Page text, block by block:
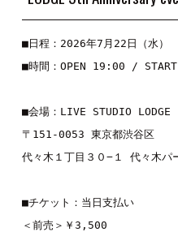
■日程：2026年7月22日（水）
■時間：OPEN 19:00 /
■会場：LIVE STUDIO LODGE
〒151-0053 東京都渋谷区
代々木１丁目３０−１ 代々木パ
■チケット：当日支払い
＜前売＞￥3,500